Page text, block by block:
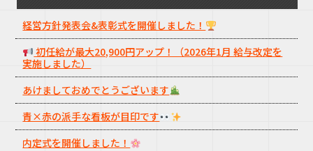
経営方針発表会&表彰式を開催しました！
初任給が最大20,900円アップ！（2026年1月 給与改定を
実施しました）
あけましておめでとうございます
青×赤の派手な看板が目印です
内定式を開催しました！